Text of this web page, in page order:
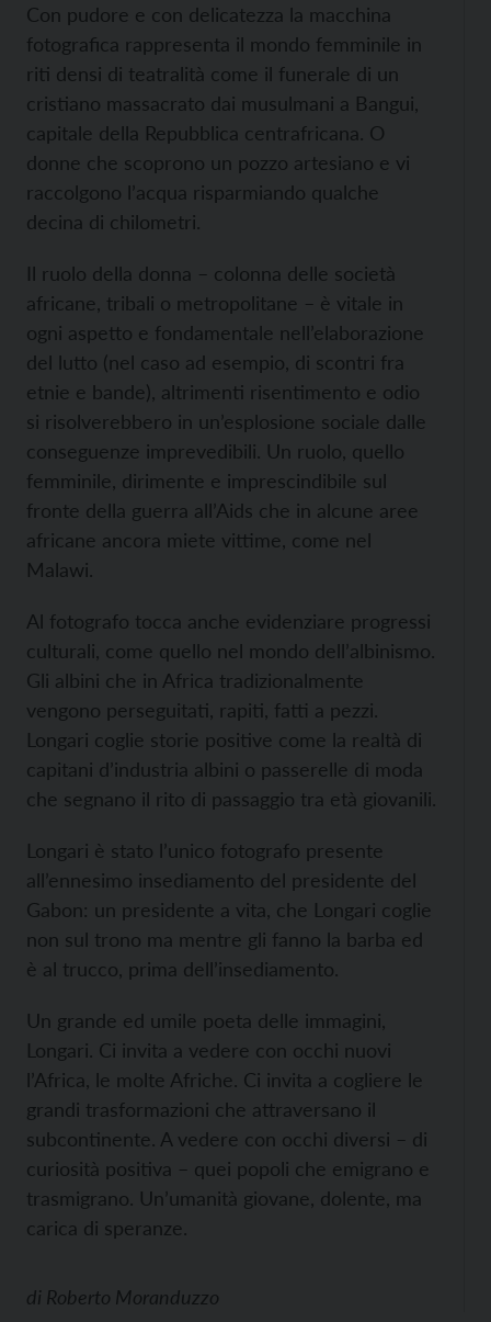
Con pudore e con delicatezza la macchina
fotografica rappresenta il mondo femminile in
riti densi di teatralità come il funerale di un
cristiano massacrato dai musulmani a Bangui,
capitale della Repubblica centrafricana. O
donne che scoprono un pozzo artesiano e vi
raccolgono l’acqua risparmiando qualche
decina di chilometri.
Il ruolo della donna – colonna delle società
africane, tribali o metropolitane – è vitale in
ogni aspetto e fondamentale nell’elaborazione
del lutto (nel caso ad esempio, di scontri fra
etnie e bande), altrimenti risentimento e odio
si risolverebbero in un’esplosione sociale dalle
conseguenze imprevedibili. Un ruolo, quello
femminile, dirimente e imprescindibile sul
fronte della guerra all’Aids che in alcune aree
africane ancora miete vittime, come nel
Malawi.
Al fotografo tocca anche evidenziare progressi
culturali, come quello nel mondo dell’albinismo.
Gli albini che in Africa tradizionalmente
vengono perseguitati, rapiti, fatti a pezzi.
Longari coglie storie positive come la realtà di
capitani d’industria albini o passerelle di moda
che segnano il rito di passaggio tra età giovanili.
Longari è stato l’unico fotografo presente
all’ennesimo insediamento del presidente del
Gabon: un presidente a vita, che Longari coglie
non sul trono ma mentre gli fanno la barba ed
è al trucco, prima dell’insediamento.
Un grande ed umile poeta delle immagini,
Longari. Ci invita a vedere con occhi nuovi
l’Africa, le molte Afriche. Ci invita a cogliere le
grandi trasformazioni che attraversano il
subcontinente. A vedere con occhi diversi – di
curiosità positiva – quei popoli che emigrano e
trasmigrano. Un’umanità giovane, dolente, ma
carica di speranze.
di Roberto Moranduzzo